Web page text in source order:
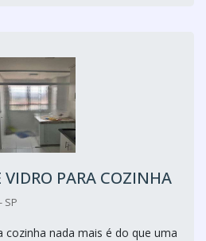
VIDRO PARA COZINHA
SP
cozinha nada mais é do que uma